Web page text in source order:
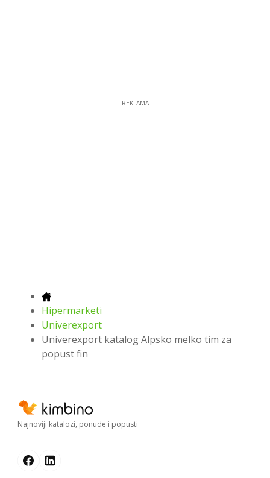
REKLAMA
Hipermarketi
Univerexport
Univerexport katalog Alpsko melko tim za
popust fin
Najnoviji katalozi, ponude i popusti